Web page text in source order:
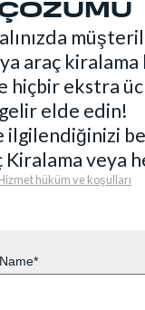
araç kiralama
hiçbir ekstra
elde edin!
ilgilendiğinizi
Kiralama veya
hüküm ve koşulları